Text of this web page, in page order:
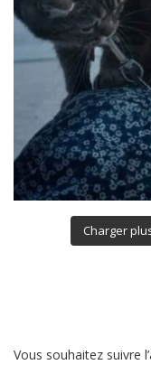
Charger
Vous souhaitez suivre